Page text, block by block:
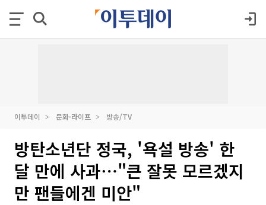
이투데이 문화·라이프 방송/TV
방탄소년단 정국, '욕설 방송' 한
달 만에 사과⋯"큰 잘못 모르겠지
만 팬들에겐 미안"